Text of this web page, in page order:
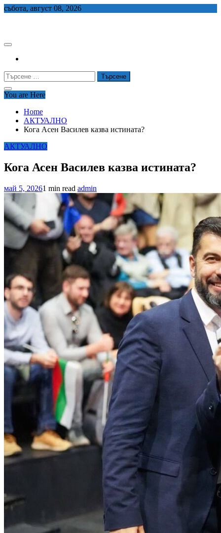
Skip
събота, август 08, 2026
Търсене
за:
You are Here
Home
АКТУАЛНО
Кога Асен Василев казва истината?
АКТУАЛНО
Кога Асен Василев казва истината?
май 5, 20261 min read admin